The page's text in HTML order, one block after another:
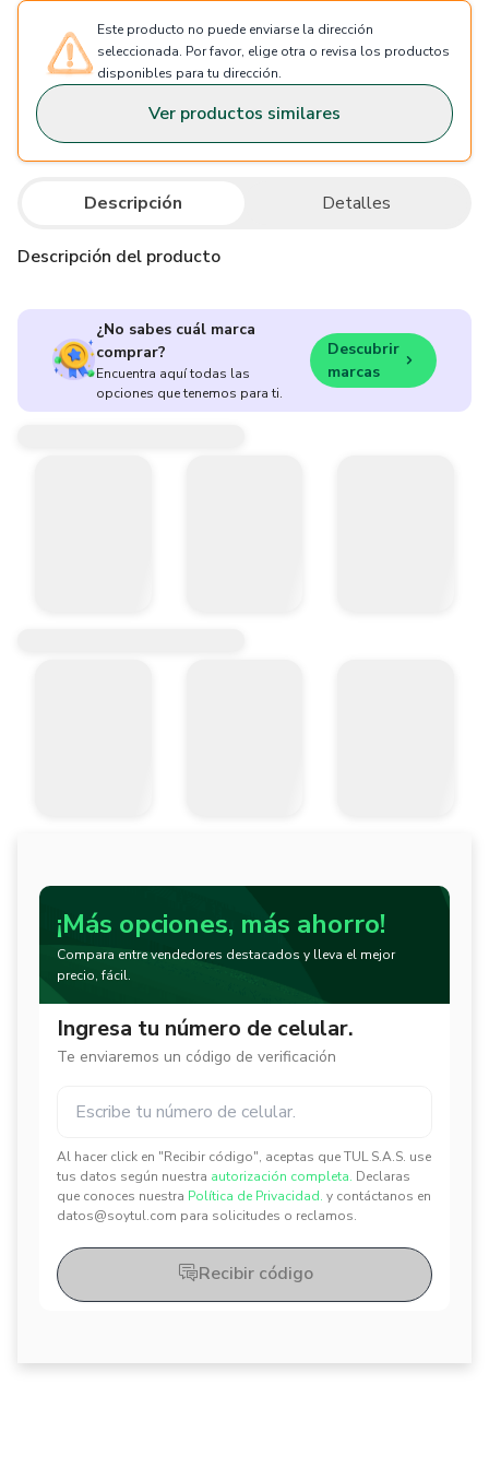
Este producto no puede enviarse la dirección
seleccionada. Por favor, elige otra o revisa los productos
disponibles para tu dirección.
Ver productos similares
Descripción Detalles
Descripción del producto
¿No sabes cuál marca
comprar?
Encuentra aquí todas las
opciones que tenemos para ti.
Descubrir
marcas
¡Más opciones, más ahorro!
Compara entre vendedores destacados y lleva el mejor
precio, fácil.
Ingresa tu número de celular.
Te enviaremos un código de verificación
Al hacer click en "Recibir código", aceptas que TUL S.A.S. use
tus datos según nuestra autorización completa. Declaras
que conoces nuestra Política de Privacidad. y contáctanos en
datos@soytul.com para solicitudes o reclamos.
✕
✕
Recibir código